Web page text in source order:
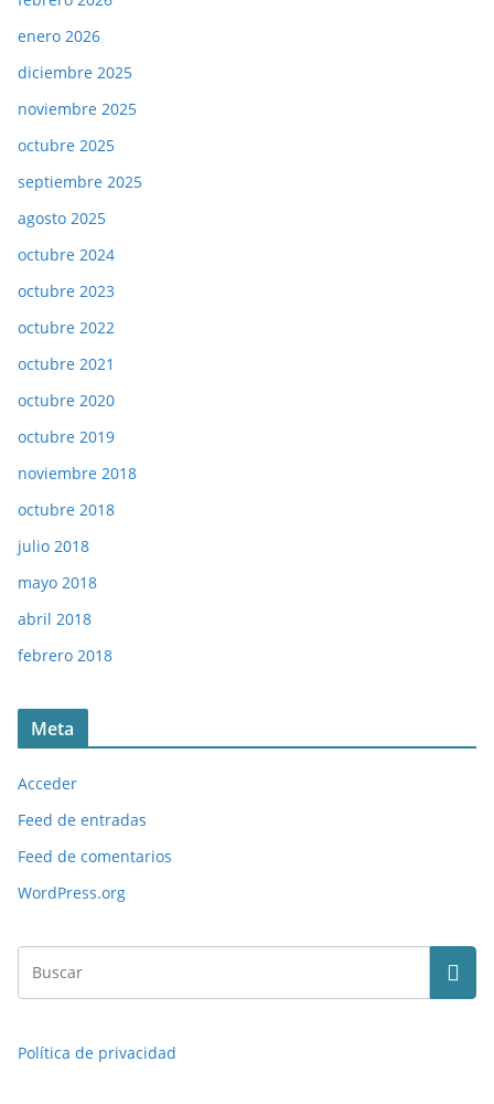
enero 2026
diciembre 2025
noviembre 2025
octubre 2025
septiembre 2025
agosto 2025
octubre 2024
octubre 2023
octubre 2022
octubre 2021
octubre 2020
octubre 2019
noviembre 2018
octubre 2018
julio 2018
mayo 2018
abril 2018
febrero 2018
Meta
Acceder
Feed de entradas
Feed de comentarios
WordPress.org
Política de privacidad